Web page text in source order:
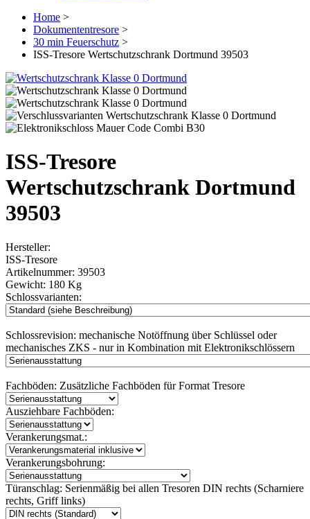
Home >
Dokumententresore >
30 min Feuerschutz >
ISS-Tresore Wertschutzschrank Dortmund 39503
ISS-Tresore
Wertschutzschrank Dortmund
39503
Hersteller:
ISS-Tresore
Artikelnummer: 39503
Gewicht: 180 Kg
Schlossvarianten:
Schlossrevision: mechanische Notöffnung über Schlüssel oder
mechanisches ZKS - nur in Kombination mit Elektronikschlössern
Fachböden: Zusätzliche Fachböden für Format Tresore
Ausziehbare Fachböden:
Verankerungsmat.:
Verankerungsbohrung:
Türanschlag: Serienmäßig bei allen Tresoren DIN rechts (Scharniere
rechts, Griff links)